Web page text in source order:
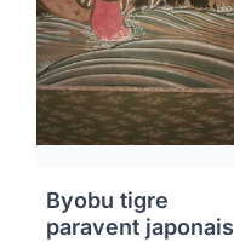
Byobu tigre
paravent japonais